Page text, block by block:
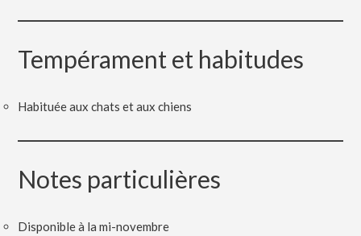
Tempérament et habitudes
Habituée aux chats et aux chiens
Notes particulières
Disponible à la mi-novembre